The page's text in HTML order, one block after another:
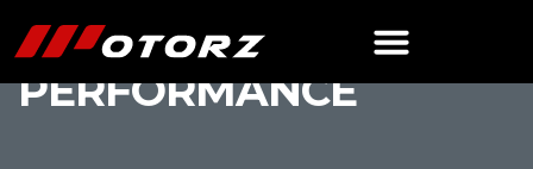
L7 MAX
PERFORMANCE